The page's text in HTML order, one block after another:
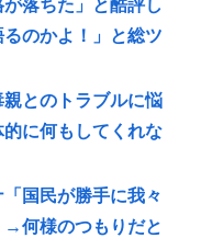
が落ちた」と酷評し
のかよ！」と総ツ
親とのトラブルに悩
に何もしてくれな
「国民が勝手に我々
→何様のつもりだと